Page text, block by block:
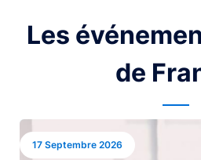
Les
de
Image
17 Septembre 2026